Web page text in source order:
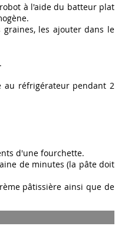
à l'aide du batteur plat
les ajouter dans le
au réfrigérateur pendant 2
d'une fourchette.
de minutes (la pâte doit
pâtissière ainsi que de